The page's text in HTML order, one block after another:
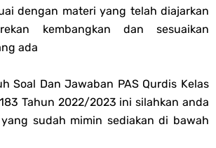
dengan materi yang telah diajarkan
kembangkan dan sesuaikan
ada
Soal Dan Jawaban PAS Qurdis Kelas
Tahun 2022/2023 ini silahkan anda
sudah mimin sediakan di bawah